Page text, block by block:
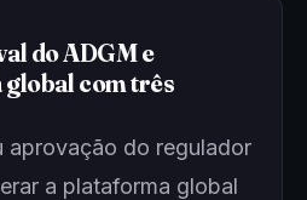
do ADGM e
com três
aprovação do regulador
a plataforma global